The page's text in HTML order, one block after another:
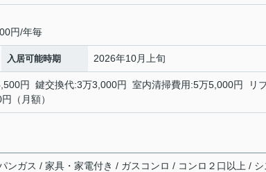
円/年毎
入居可能時期 2026年10月上旬
円 鍵交換代:3万3,000円 室内清掃費用:5万5,000円 リ
（月額）
ンガス / 家具・家電付き / ガスコンロ / コンロ２口以上 / シ